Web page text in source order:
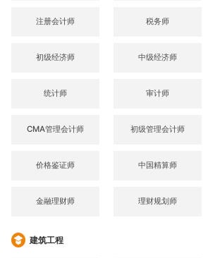
注册会计师 税务师
初级经济师 中级经济师
统计师 审计师
CMA管理会计师 初级管理会计师
价格鉴证师 中国精算师
金融理财师 理财规划师
建筑工程